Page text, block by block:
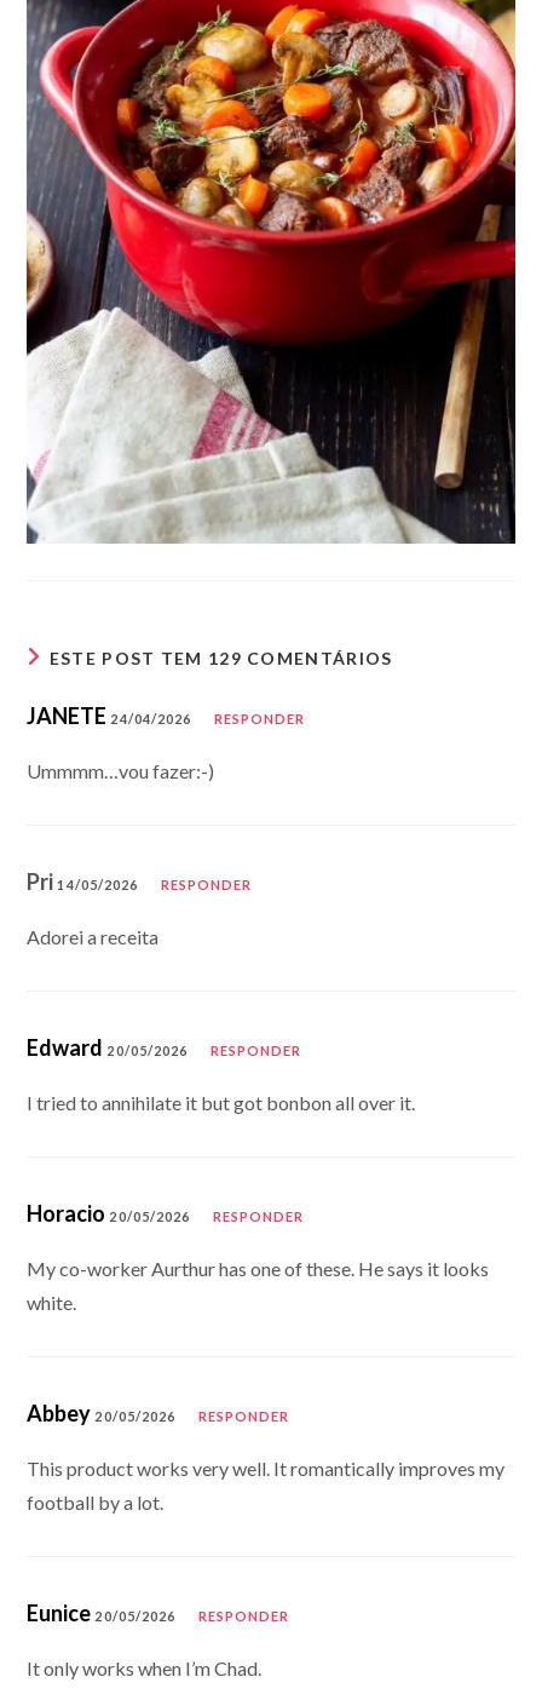
ESTE POST TEM 129 COMENTÁRIOS
JANETE 24/04/2026 RESPONDER
Ummmm…vou fazer:-)
Pri14/05/2026 RESPONDER
Adorei a receita
Edward 20/05/2026 RESPONDER
I tried to annihilate it but got bonbon all over it.
Horacio 20/05/2026 RESPONDER
My co-worker Aurthur has one of these. He says it looks
white.
Abbey 20/05/2026 RESPONDER
This product works very well. It romantically improves my
football by a lot.
Eunice 20/05/2026 RESPONDER
It only works when I’m Chad.